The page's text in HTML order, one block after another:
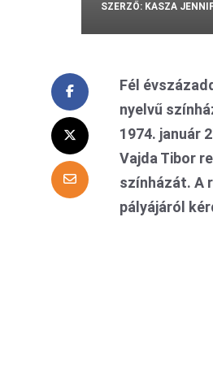
SZERZŐ: KASZA
Fél
nyelvű
1974. január
Vajda Tibor
színházát. A
pályájáról